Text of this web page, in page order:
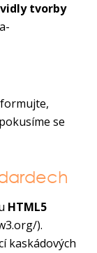
tvorby
se
HTML5
).
kaskádových